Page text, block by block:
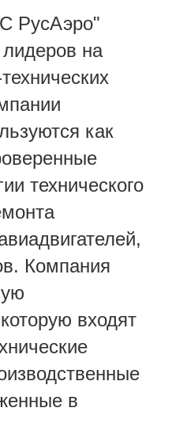
РусАэро"
на
как
технического
Компания
входят
в